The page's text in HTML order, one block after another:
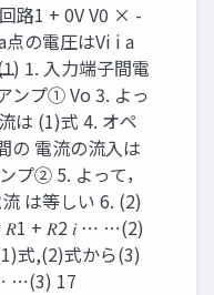
路1 + 0V V0 × -
点の電圧はVi i a
⋯(1) 1. 入力端子間電
ンプ① Vo 3. よっ
は (1)式 4. オペ
の 電流の流入は
プ② 5. よって，
は等しい 6. (2)
𝑅1 + 𝑅2 𝑖 ⋯ ⋯(2)
式,(2)式から(3)
⋯(3) 17